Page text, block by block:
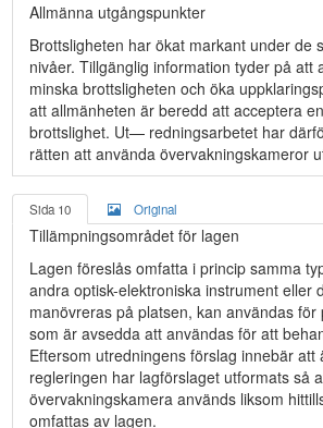
Allmänna utgångspunkter
Brottsligheten har ökat markant under
nivåer. Tillgänglig information tyder på
minska brottsligheten och öka
att allmänheten är beredd att acceptera
brottslighet. Ut— redningsarbetet har
rätten att använda övervakningskameror
Sida 10 Original
Tillämpningsområdet för lagen
Lagen föreslås omfatta i princip samma
andra optisk-elektroniska instrument
manövreras på platsen, kan användas
som är avsedda att användas för att
Eftersom utredningens förslag innebär
regleringen har lagförslaget utformats så
övervakningskamera används liksom
omfattas av lagen.